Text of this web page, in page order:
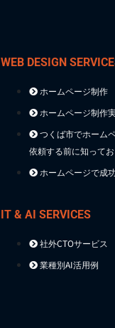
WEB DESIGN
ホームページ制作
ホームページ制作
つくば市でホーム
依頼する前に知って
ホームページで成
IT & AI SERVICES
社外CTOサービス
業種別AI活用例